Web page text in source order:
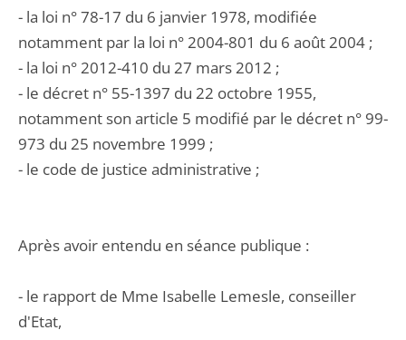
- la loi n° 78-17 du 6 janvier 1978, modifiée
notamment par la loi n° 2004-801 du 6 août 2004 ;
- la loi n° 2012-410 du 27 mars 2012 ;
- le décret n° 55-1397 du 22 octobre 1955,
notamment son article 5 modifié par le décret n° 99-
973 du 25 novembre 1999 ;
- le code de justice administrative ;
Après avoir entendu en séance publique :
- le rapport de Mme Isabelle Lemesle, conseiller
d'Etat,